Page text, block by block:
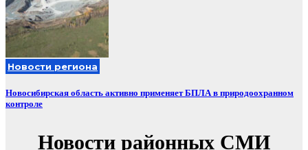
Новости региона
Новосибирская область активно применяет БПЛА в природоохранном
контроле